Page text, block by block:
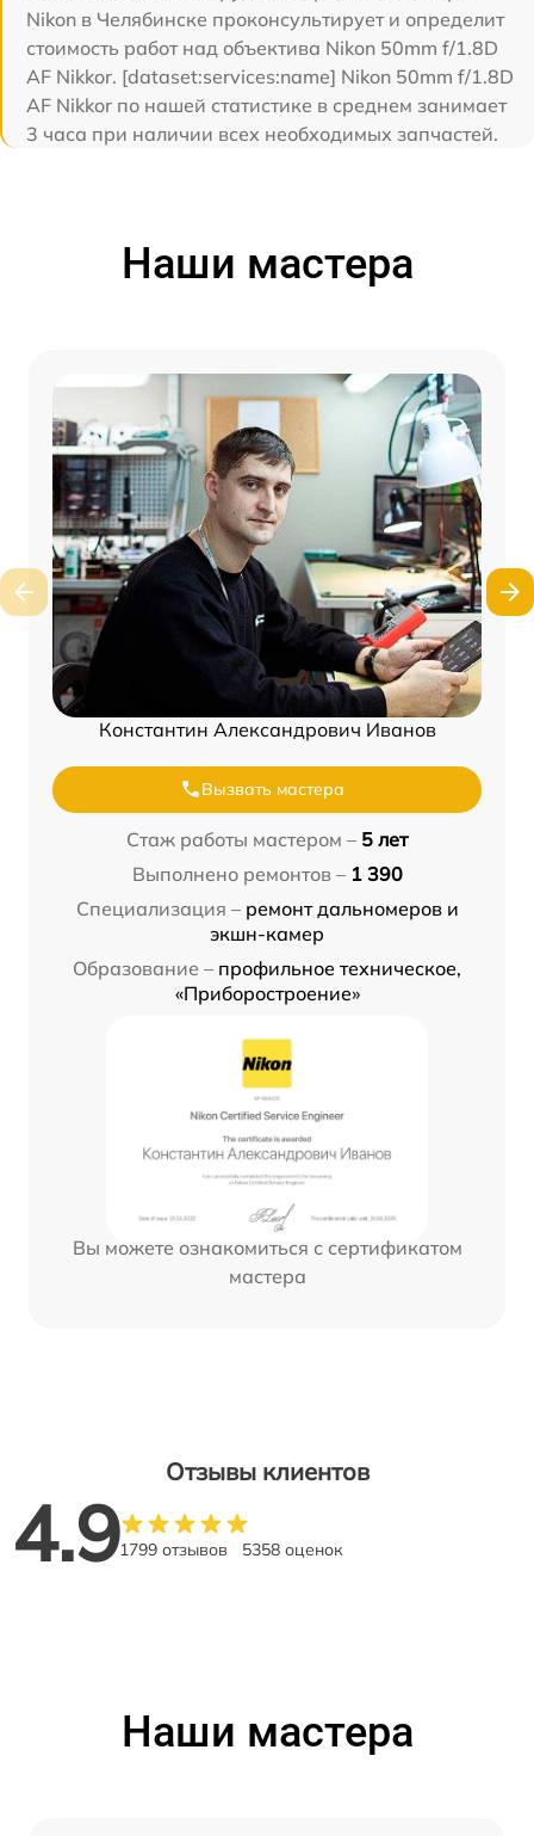
Nikon в Челябинске проконсультирует и определит
стоимость работ над объектива Nikon 50mm f/1.8D
AF Nikkor. [dataset:services:name] Nikon 50mm f/1.8D
AF Nikkor по нашей статистике в среднем занимает
3 часа при наличии всех необходимых запчастей.
Наши мастера
Константин Александрович Иванов
Вызвать мастера
Стаж работы мастером – 5 лет
Выполнено ремонтов – 1 390
Специализация – ремонт дальномеров и
экшн-камер
Образование – профильное техническое,
«Приборостроение»
Вы можете ознакомиться с сертификатом
мастера
Отзывы клиентов
4.91799 отзывов 5358 оценок
Наши мастера